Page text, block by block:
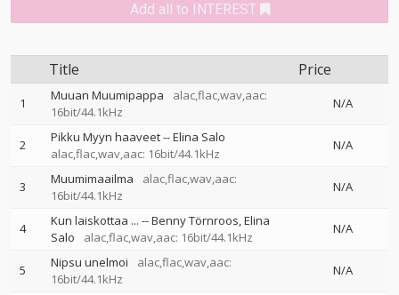
Add all to INTEREST
Title Price
1 Muuan Muumipappa
alac,flac,wav,aac:
16bit/44.1kHz
N/A
2 Pikku Myyn haaveet--Elina Salo
alac,flac,wav,aac: 16bit/44.1kHz
N/A
3 Muumimaailma
alac,flac,wav,aac:
16bit/44.1kHz
N/A
4 Kun laiskottaa ... --Benny Törnroos Elina
Salo
alac,flac,wav,aac: 16bit/44.1kHz
N/A
5 Nipsu unelmoi
alac,flac,wav,aac:
16bit/44.1kHz
N/A